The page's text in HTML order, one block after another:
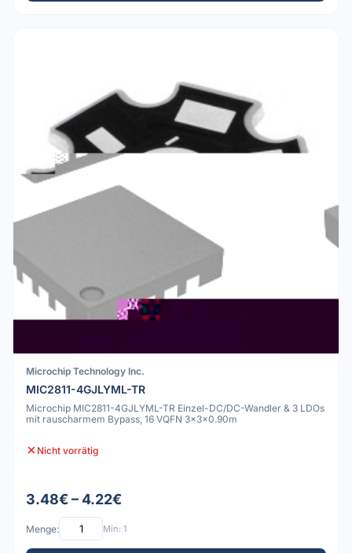
Microchip Technology Inc.
MIC2811-4GJLYML-TR
Microchip MIC2811-4GJLYML-TR Einzel-DC/DC-Wandler & 3 LDOs
mit rauscharmem Bypass, 16 VQFN 3x3x0.90m
Nicht vorrätig
3.48€ – 4.22€
Menge: Min: 1